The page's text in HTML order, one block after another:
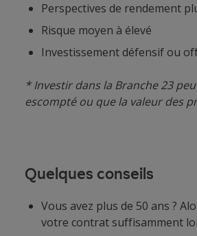
Perspectives de rendement
Risque moyen à élevé
Investissement défensif ou
* Investir dans la Branche 23
escompté ou que la valeur des
Quelques conseils
Vous avez plus de 50 ans ?
votre contrat suffisamment